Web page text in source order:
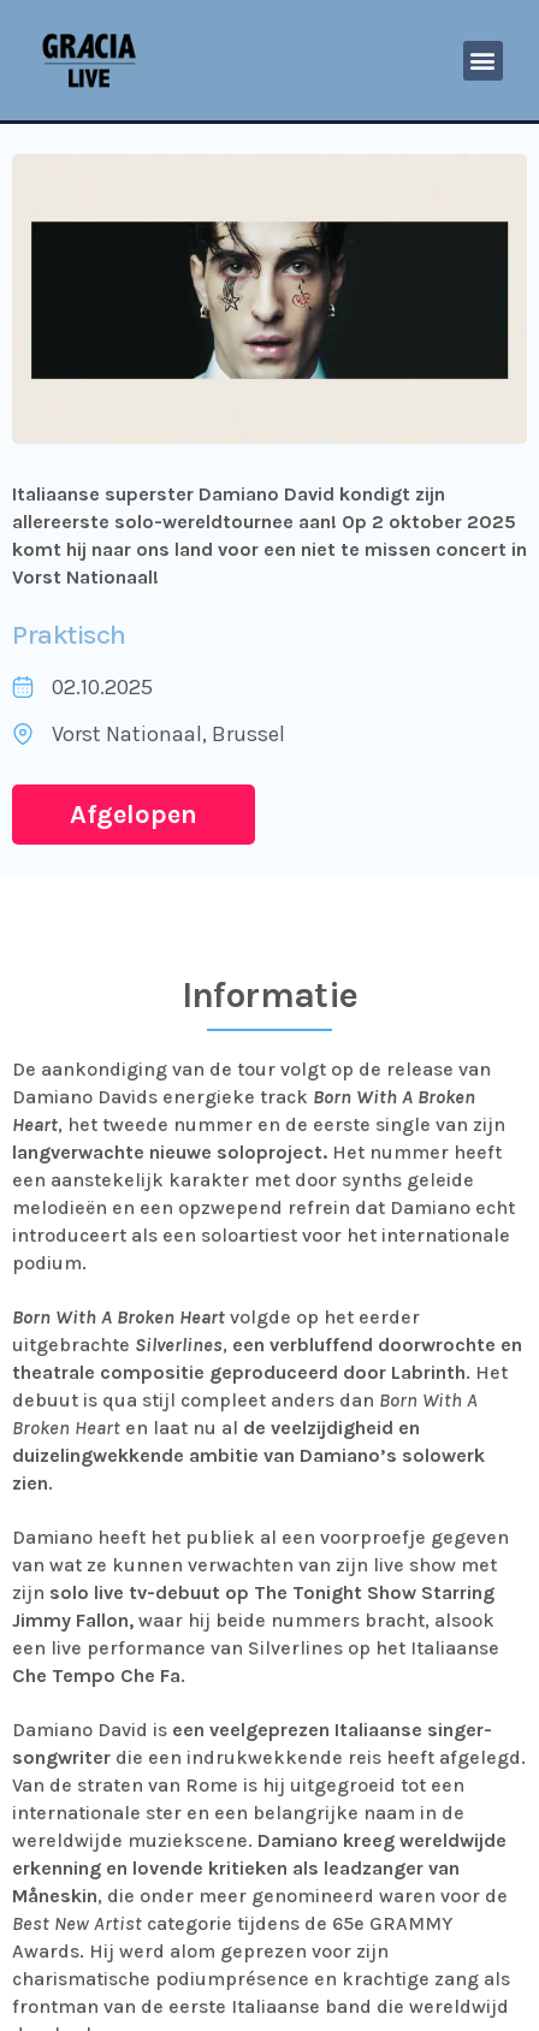
Italiaanse superster Damiano David kondigt zijn
allereerste solo-wereldtournee aan! Op 2 oktober 2025
komt hij naar ons land voor een niet te missen concert in
Vorst Nationaal!
Praktisch
02.10.2025
Vorst Nationaal, Brussel
Afgelopen
Informatie
De aankondiging van de tour volgt op de release van
Damiano Davids energieke track Born With A Broken
Heart, het tweede nummer en de eerste single van zijn
langverwachte nieuwe soloproject. Het nummer heeft
een aanstekelijk karakter met door synths geleide
melodieën en een opzwepend refrein dat Damiano echt
introduceert als een soloartiest voor het internationale
podium.
Born With A Broken Heart volgde op het eerder
uitgebrachte Silverlines, een verbluffend doorwrochte en
theatrale compositie geproduceerd door Labrinth. Het
debuut is qua stijl compleet anders dan Born With A
Broken Heart en laat nu al de veelzijdigheid en
duizelingwekkende ambitie van Damiano’s solowerk
zien.
Damiano heeft het publiek al een voorproefje gegeven
van wat ze kunnen verwachten van zijn live show met
zijn solo live tv-debuut op The Tonight Show Starring
Jimmy Fallon, waar hij beide nummers bracht, alsook
een live performance van Silverlines op het Italiaanse
Che Tempo Che Fa.
Damiano David is een veelgeprezen Italiaanse singer-
songwriter die een indrukwekkende reis heeft afgelegd.
Van de straten van Rome is hij uitgegroeid tot een
internationale ster en een belangrijke naam in de
wereldwijde muziekscene. Damiano kreeg wereldwijde
erkenning en lovende kritieken als leadzanger van
Måneskin, die onder meer genomineerd waren voor de
Best New Artist categorie tijdens de 65e GRAMMY
Awards. Hij werd alom geprezen voor zijn
charismatische podiumprésence en krachtige zang als
frontman van de eerste Italiaanse band die wereldwijd